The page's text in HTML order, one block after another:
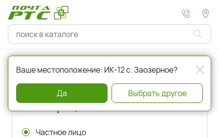
Главная Регистрация
Регистрация
Частное лицо
Ваше местоположение: ИК-12 с. Заозерное?
Да Выбрать другое